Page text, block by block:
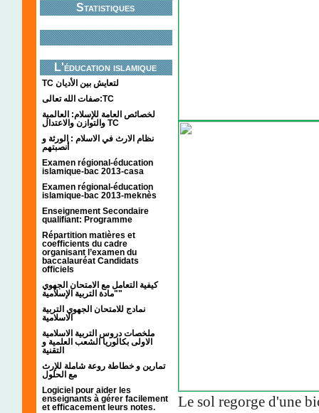
Statistiques
L'éducation islamique
TC لتعايش بين الأديان
صفات الله تعالى:TC
لخصائص العامة للإسلام: العالمية
والتوازن والاعتدال TC
نظام الارث في الاسلام : الورثة و
أنصبتهم
Examen régional-éducation
islamique-bac 2013-casa
Examen régional-éducation
islamique-bac 2013-meknès
Enseignement Secondaire
qualifiant: Programme
Répartition matières et
coefficients du cadre
organisant l’examen du
baccalauréat Candidats
officiels
كيفية التعامل مع الامتحان الجهوي
"مادة التربية الإسلامية"
نمادج للامتحان الجهوي التربية
الاسلامية
ملخصات دروس التربية الاسلامية
الاولى بكالوريا الشعب العلمية و
التقنية
تمارين و خطاطة روعة شاملة للإرث
مع الحلول
Logiciel pour aider les
enseignants à gérer facilement
et efficacement leurs notes.
Le sol regorge d'une